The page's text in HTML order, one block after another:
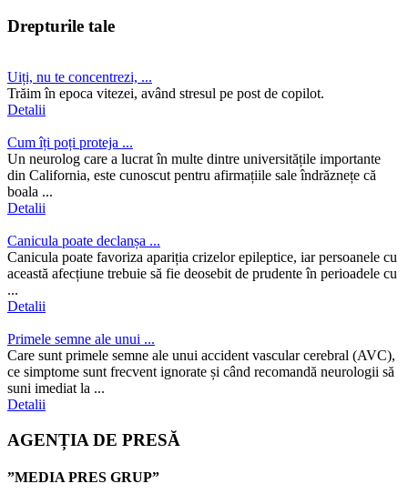
Drepturile tale
Uiți, nu te concentrezi, ...
Trăim în epoca vitezei, având stresul pe post de copilot.
Detalii
Cum îți poți proteja ...
Un neurolog care a lucrat în multe dintre universitățile importante
din California, este cunoscut pentru afirmațiile sale îndrăznețe că
boala ...
Detalii
Canicula poate declanșa ...
Canicula poate favoriza apariția crizelor epileptice, iar persoanele cu
această afecțiune trebuie să fie deosebit de prudente în perioadele cu
...
Detalii
Primele semne ale unui ...
Care sunt primele semne ale unui accident vascular cerebral (AVC),
ce simptome sunt frecvent ignorate și când recomandă neurologii să
suni imediat la ...
Detalii
AGENȚIA DE PRESĂ
”MEDIA PRES GRUP”